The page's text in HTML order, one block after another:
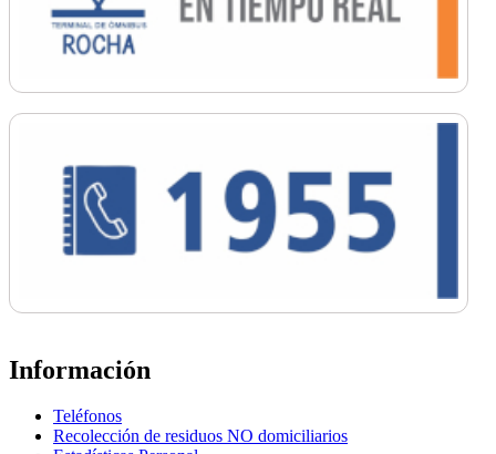
Información
Teléfonos
Recolección de residuos NO domiciliarios